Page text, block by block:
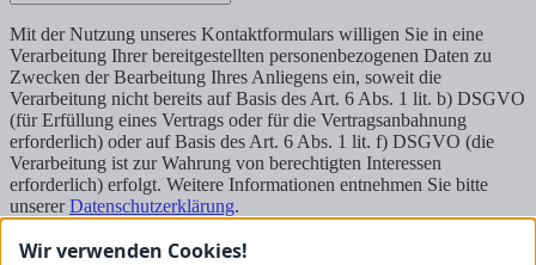
Mit der Nutzung unseres Kontaktformulars willigen Sie in eine
Verarbeitung Ihrer bereitgestellten personenbezogenen Daten zu
Zwecken der Bearbeitung Ihres Anliegens ein, soweit die
Verarbeitung nicht bereits auf Basis des Art. 6 Abs. 1 lit. b) DSGVO
(für Erfüllung eines Vertrags oder für die Vertragsanbahnung
erforderlich) oder auf Basis des Art. 6 Abs. 1 lit. f) DSGVO (die
Verarbeitung ist zur Wahrung von berechtigten Interessen
erforderlich) erfolgt. Weitere Informationen entnehmen Sie bitte
unsererDatenschutzerklärung.
Senden
Wir verwenden Cookies!